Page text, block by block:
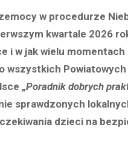
w procedurze
kwartale 2026
i w jak wielu
wszystkich
„Poradnik dobrych
sprawdzonych
dzieci na